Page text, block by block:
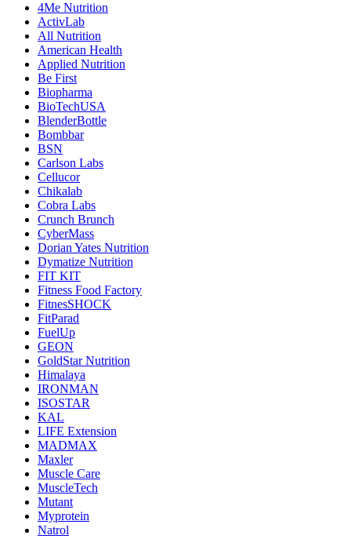
4Me Nutrition
ActivLab
All Nutrition
American Health
Applied Nutrition
Be First
Biopharma
BioTechUSA
BlenderBottle
Bombbar
BSN
Carlson Labs
Cellucor
Chikalab
Cobra Labs
Crunch Brunch
CyberMass
Dorian Yates Nutrition
Dymatize Nutrition
FIT KIT
Fitness Food Factory
FitnesSHOCK
FitParad
FuelUp
GEON
GoldStar Nutrition
Himalaya
IRONMAN
ISOSTAR
KAL
LIFE Extension
MADMAX
Maxler
Muscle Care
MuscleTech
Mutant
Myprotein
Natrol